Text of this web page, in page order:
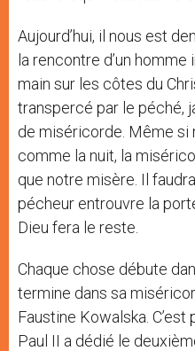
Aujourd’hui, il nous est
la rencontre d’un
main sur les côtes du
transpercé par le péché,
de miséricorde. Même si
comme la nuit, la
que notre misère. Il
pécheur entrouvre la
Dieu fera le reste.
Chaque chose débute
termine dans sa
Faustine Kowalska.
Paul II a dédié le